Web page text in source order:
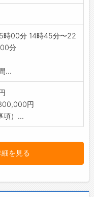
時00分 14時45分〜22
分
...
円
項）...
細を見る